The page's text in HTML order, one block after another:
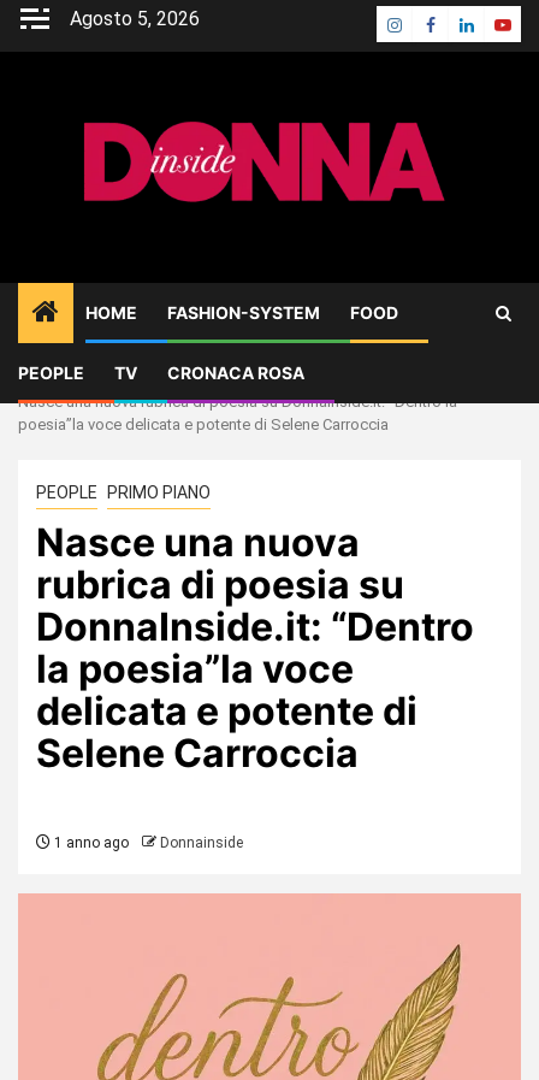
Skip
Agosto 5, 2026 Instagram
Facebook
Linkedin
HOME FASHION-SYSTEM FOOD
PEOPLE TV CRONACA ROSA
Home
PEOPLE
Nasce una nuova rubrica di poesia su DonnaInside.it: “Dentro la
poesia”la voce delicata e potente di Selene Carroccia
PEOPLE PRIMO PIANO
Nasce una nuova
rubrica di poesia su
DonnaInside.it: “Dentro
la poesia”la voce
delicata e potente di
Selene Carroccia
1 anno ago Donnainside